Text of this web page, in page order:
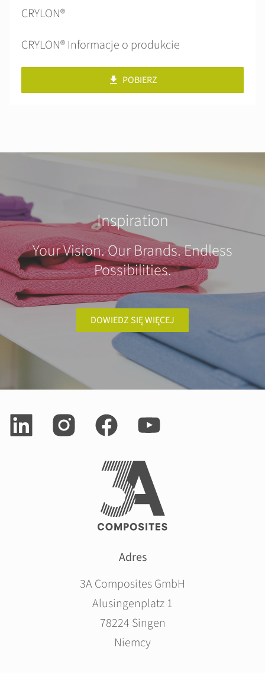
CRYLON®
CRYLON® Informacje o produkcie
POBIERZ
Inspiration
Your Vision. Our Brands. Endless
Possibilities.
DOWIEDZ SIĘ WIĘCEJ
Adres
3A Composites GmbH
Alusingenplatz 1
78224 Singen
Niemcy